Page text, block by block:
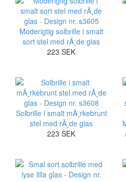
Moderigtig solbrille i smalt
sort stel med rÃ¸de glas
223 SEK
Solbrille i smalt mÃ¸rkebrunt
stel med rÃ¸de glas
223 SEK